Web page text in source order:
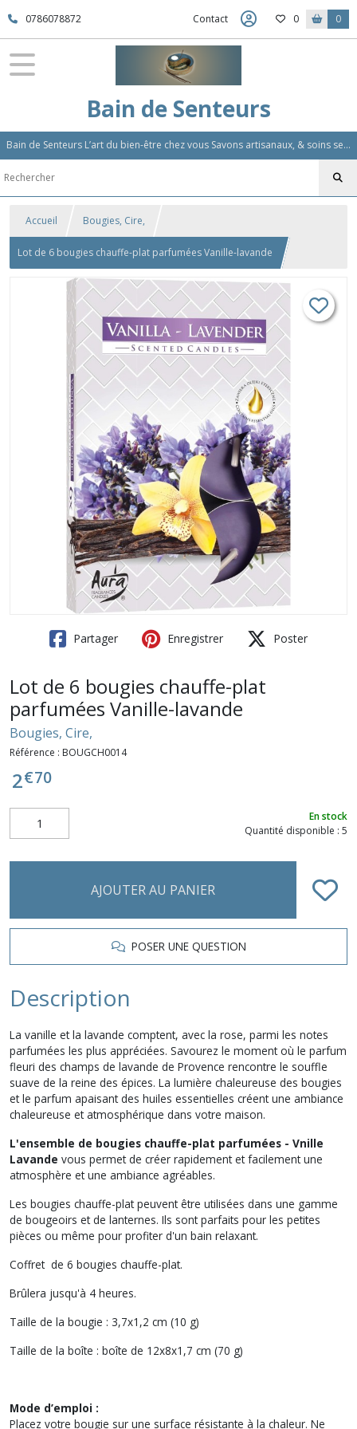
0786078872 Contact 0 0
Bain de Senteurs
Bain de Senteurs L’art du bien-être chez vous Savons artisanaux, & soins sensoriels, Aromathérapie et Parfums d'Ambiance,Soin Des Cheveux
Accueil Bougies, Cire,
Lot de 6 bougies chauffe-plat parfumées Vanille-lavande
Partager Enregistrer Poster
Lot de 6 bougies chauffe-plat
parfumées Vanille-lavande
Bougies, Cire,
Référence : BOUGCH0014
2€70
En stock
Quantité disponible : 5
AJOUTER AU PANIER
POSER UNE QUESTION
Description
La vanille et la lavande comptent, avec la rose, parmi les notes
parfumées les plus appréciées. Savourez le moment où le parfum
fleuri des champs de lavande de Provence rencontre le souffle
suave de la reine des épices. La lumière chaleureuse des bougies
et le parfum apaisant des huiles essentielles créent une ambiance
chaleureuse et atmosphérique dans votre maison.
L'ensemble de bougies chauffe-plat parfumées - Vnille
Lavande vous permet de créer rapidement et facilement une
atmosphère et une ambiance agréables.
Les bougies chauffe-plat peuvent être utilisées dans une gamme
de bougeoirs et de lanternes. Ils sont parfaits pour les petites
pièces ou même pour profiter d'un bain relaxant.
Coffret de 6 bougies chauffe-plat.
Brûlera jusqu'à 4 heures.
Taille de la bougie : 3,7x1,2 cm (10 g)
Taille de la boîte : boîte de 12x8x1,7 cm (70 g)
Mode d’emploi :
Placez votre bougie sur une surface résistante à la chaleur. Ne